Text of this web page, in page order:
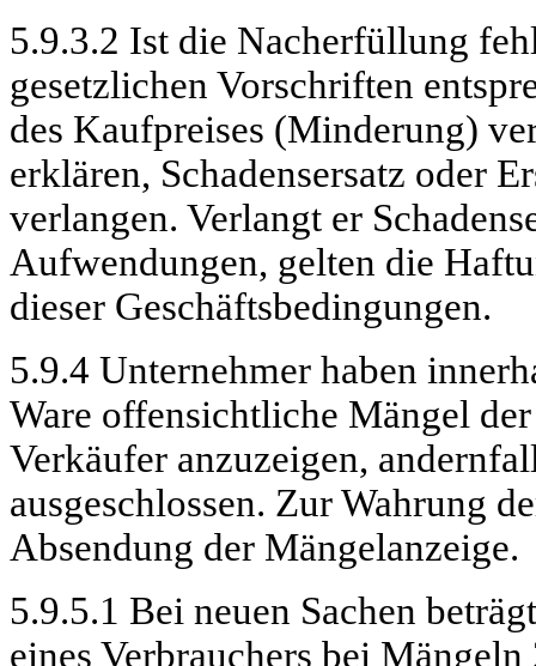
5.9.3.2 Ist die Nacherfüllung
gesetzlichen Vorschriften
des Kaufpreises (Minderung)
erklären, Schadensersatz oder
verlangen. Verlangt er
Aufwendungen, gelten die
dieser Geschäftsbedingungen.
5.9.4 Unternehmer haben
Ware offensichtliche Mängel
Verkäufer anzuzeigen,
ausgeschlossen. Zur Wahrung
Absendung der Mängelanzeige.
5.9.5.1 Bei neuen Sachen
eines Verbrauchers bei